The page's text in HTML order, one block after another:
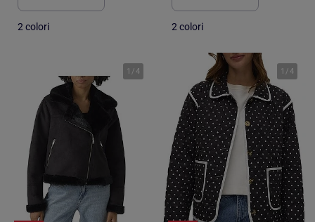
2 colori 2 colori
1 /4 1 /4